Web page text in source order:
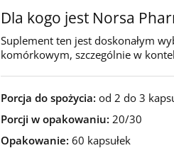
Dla kogo jest Norsa
Suplement ten jest doskonałym
komórkowym, szczególnie w
Porcja do spożycia: od 2 do 3
Porcji w opakowaniu: 20/30
Opakowanie: 60 kapsułek